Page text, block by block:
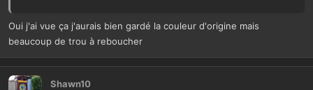
i
n
Oui j'ai vue ça j'aurais bien gardé la couleur d'origine mais
beaucoup de trou à reboucher
Shawn10